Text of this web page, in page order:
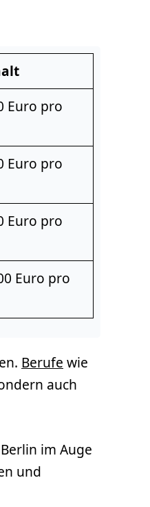
Euro pro
Euro pro
Euro pro
Euro pro
Berufe wie
auch
im Auge
und